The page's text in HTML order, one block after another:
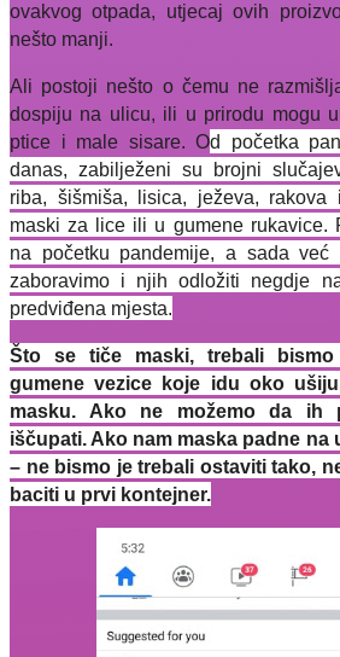
ovakvog otpada, utjecaj ovih
nešto manji.
Ali postoji nešto o čemu ne
dospiju na ulicu, ili u prirodu mogu
ptice i male sisare. Od početka
danas, zabilježeni su brojni
riba, šišmiša, lisica, ježeva,
maski za lice ili u gumene rukavice.
na početku pandemije, a sada
zaboravimo i njih odložiti negdje
predviđena mjesta.
Što se tiče maski, trebali bismo
gumene vezice koje idu oko
masku. Ako ne možemo da ih
iščupati. Ako nam maska padne na
– ne bismo je trebali ostaviti tako,
baciti u prvi kontejner.